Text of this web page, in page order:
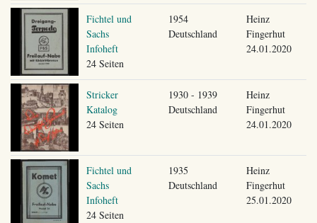
Fichtel und
Sachs
Infoheft
24 Seiten
1954
Deutschland
Heinz
Fingerhut
24.01.2020
Stricker
Katalog
24 Seiten
1930 - 1939
Deutschland
Heinz
Fingerhut
24.01.2020
Fichtel und
Sachs
Infoheft
24 Seiten
1935
Deutschland
Heinz
Fingerhut
25.01.2020